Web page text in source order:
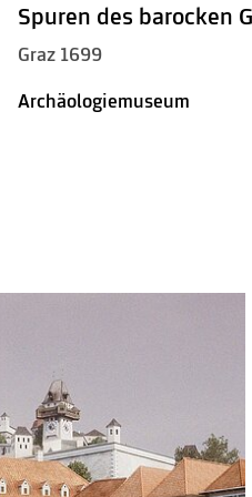
Spuren des barocken
Graz 1699
Archäologiemuseum